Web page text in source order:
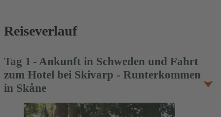
Reiseverlauf
Tag 1
Ankunft in Schweden und Fahrt
zum Hotel bei Skivarp - Runterkommen
in Skåne